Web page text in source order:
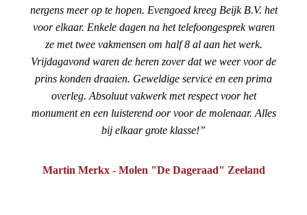
nergens meer op te hopen. Evengoed kreeg Beijk B.V. het
voor elkaar. Enkele dagen na het telefoongesprek waren
ze met twee vakmensen om half 8 al aan het werk.
Vrijdagavond waren de heren zover dat we weer voor de
prins konden draaien. Geweldige service en een prima
overleg. Absoluut vakwerk met respect voor het
monument en een luisterend oor voor de molenaar. Alles
bij elkaar grote klasse!
Martin Merkx - Molen "De Dageraad" Zeeland